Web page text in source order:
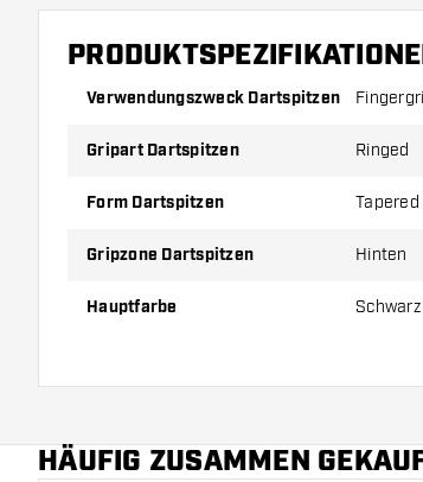
Verwendungszweck Dartspitzen
Gripart Dartspitzen Ringed
Form Dartspitzen
Gripzone Dartspitzen Hinten
Hauptfarbe Schwarz
HÄUFIG ZUSAMMEN